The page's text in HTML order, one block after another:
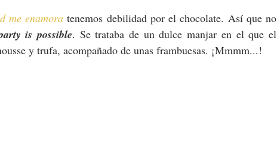
me enamora tenemos debilidad por el chocolate. Así que no
is possible. Se trataba de un dulce manjar en el que el
y trufa, acompañado de unas frambuesas. ¡Mmmm...!